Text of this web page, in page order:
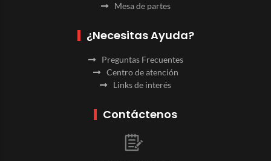
Mesa de partes
¿Necesitas Ayuda?
Preguntas Frecuentes
Centro de atención
Links de interés
Contáctenos